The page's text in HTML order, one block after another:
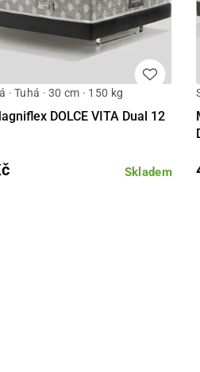
· Tuhá · 30 cm · 150 kg
DOLCE VITA Dual 12
Skladem